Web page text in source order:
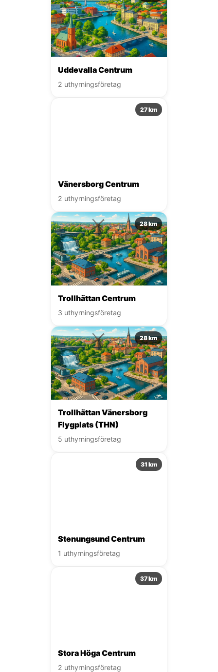
Uddevalla Centrum
2 uthyrningsföretag
27 km
Vänersborg Centrum
2 uthyrningsföretag
28 km
Trollhättan Centrum
3 uthyrningsföretag
28 km
Trollhättan Vänersborg
Flygplats (THN)
5 uthyrningsföretag
31 km
Stenungsund Centrum
1 uthyrningsföretag
37 km
Stora Höga Centrum
2 uthyrningsföretag